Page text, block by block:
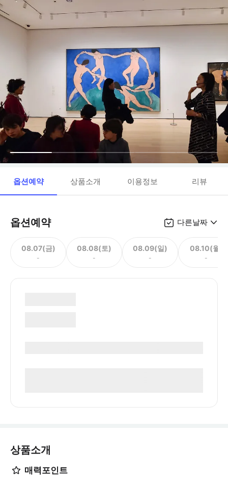
옵션예약 상품소개 이용정보 리뷰
옵션예약 다른날짜
08.07(금)
-
08.08(토)
-
08.09(일)
-
08.10(월)
-
상품소개
매력포인트